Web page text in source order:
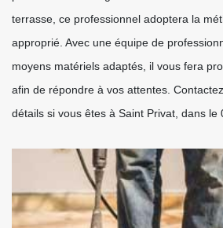
terrasse, ce professionnel adoptera la
approprié. Avec une équipe de
moyens matériels adaptés, il vous fera
afin de répondre à vos attentes.
détails si vous êtes à Saint Privat, dans le